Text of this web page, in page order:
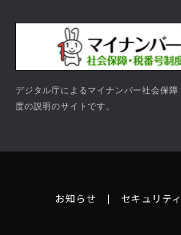
デジタル庁によるマイナンバー社会保障
度の説明のサイトです。
お知らせ セキュリテ